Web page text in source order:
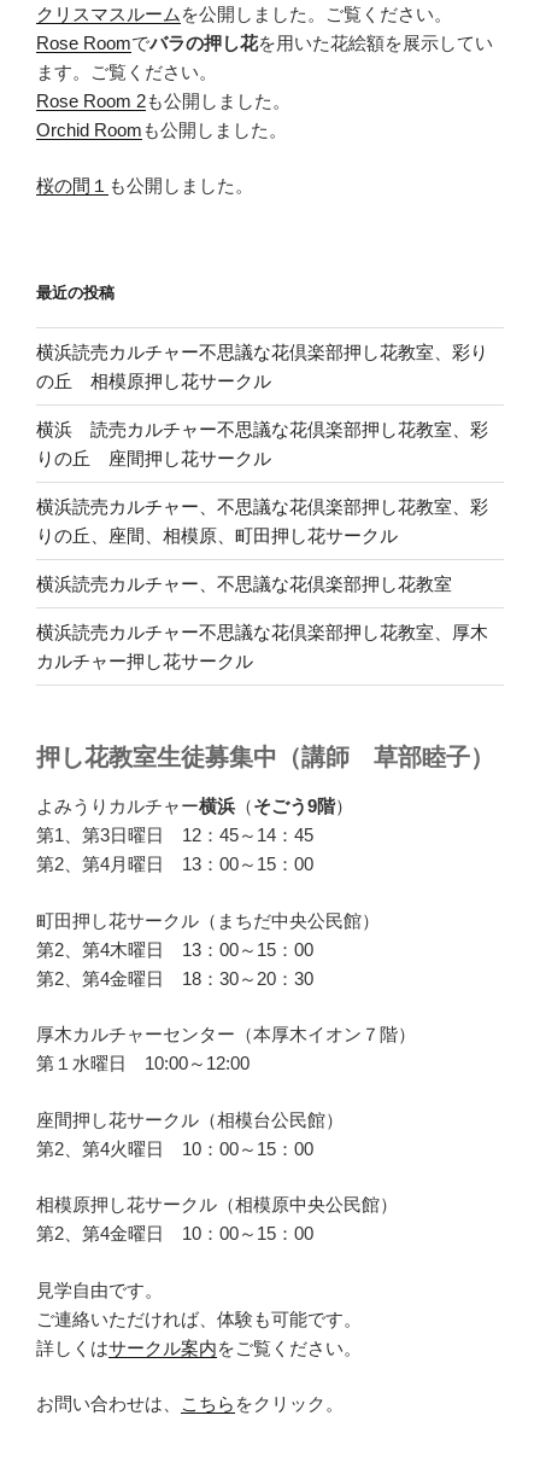
クリスマスルーム を公開しました。ご覧ください。
Rose Roomでバラの押し花を用いた花絵額を展示してい
ます。ご覧ください。
Rose Room 2も公開しました。
Orchid Room も公開しました。
桜の間１ も公開しました。
最近の投稿
横浜読売カルチャー不思議な花倶楽部押し花教室、彩り
の丘 相模原押し花サークル
横浜 読売カルチャー不思議な花倶楽部押し花教室、彩
りの丘 座間押し花サークル
横浜読売カルチャー、不思議な花倶楽部押し花教室、彩
りの丘、座間、相模原、町田押し花サークル
横浜読売カルチャー、不思議な花倶楽部押し花教室
横浜読売カルチャー不思議な花倶楽部押し花教室、厚木
カルチャー押し花サークル
押し花教室生徒募集中（講師 草部睦子）
よみうりカルチャー横浜 （そごう9階）
第1、第3日曜日 12：45～14：45
第2、第4月曜日 13：00～15：00
町田押し花サークル（まちだ中央公民館）
第2、第4木曜日 13：00～15：00
第2、第4金曜日 18：30～20：30
厚木カルチャーセンター（本厚木イオン７階）
第１水曜日 10:00～12:00
座間押し花サークル（相模台公民館）
第2、第4火曜日 10：00～15：00
相模原押し花サークル（相模原中央公民館）
第2、第4金曜日 10：00～15：00
見学自由です。
ご連絡いただければ、体験も可能です。
詳しくはサークル案内をご覧ください。
お問い合わせは、 こちら をクリック。